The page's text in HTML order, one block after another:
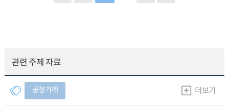
관련 주제 자료
공정거래 더보기